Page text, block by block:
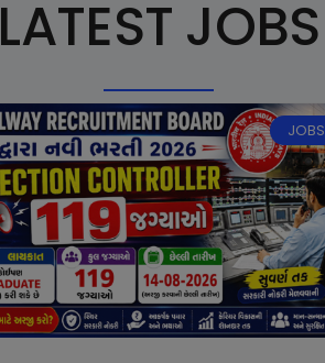
LATEST JOBS
JOBS